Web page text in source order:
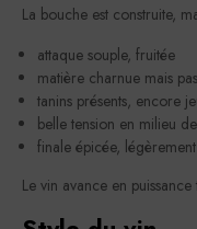
La bouche est construite,
attaque souple, fruitée
matière charnue mais
tanins présents, encore
belle tension en milieu
finale épicée,
Le vin avance en